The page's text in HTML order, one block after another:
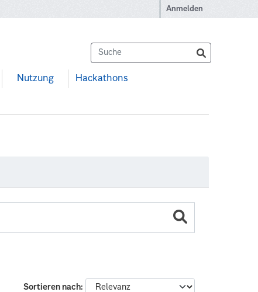
Anmelden
Nutzung Hackathons
Sortieren nach